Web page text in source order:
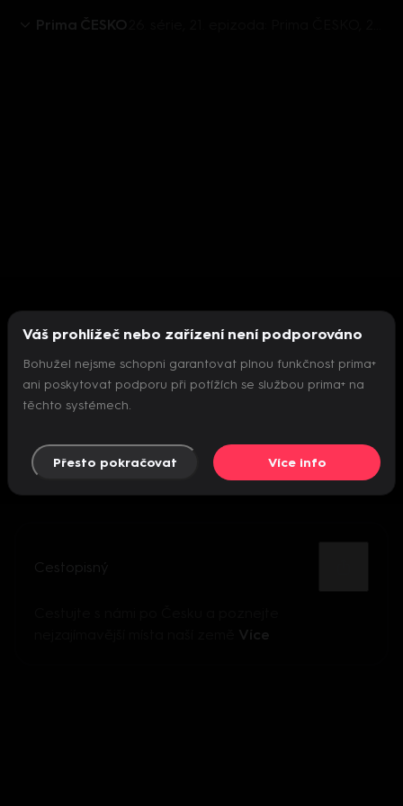
Prima ČESKO
Nepodařilo se inicializovat přehrávač
Cestopisný
Více
Váš prohlížeč nebo zařízení není podporováno
Bohužel nejsme schopni garantovat plnou funkčnost prima+
ani poskytovat podporu při potížích se službou prima+ na
těchto systémech.
Přesto pokračovat Více info